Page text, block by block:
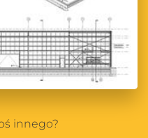
innego?